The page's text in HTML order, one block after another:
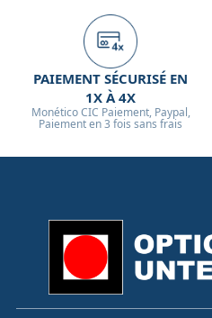
PAIEMENT SÉCURISÉ EN
1X À 4X
Monético CIC Paiement, Paypal,
Paiement en 3 fois sans frais